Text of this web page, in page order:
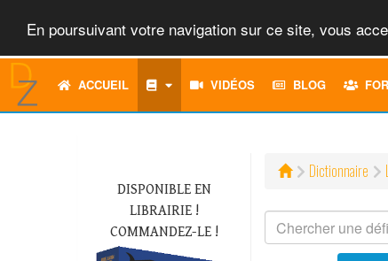
En poursuivant votre navigation sur ce site, vous
ACCUEIL VIDÉOS BLOG
DISPONIBLE EN
LIBRAIRIE !
COMMANDEZ-LE !
Dictionnaire